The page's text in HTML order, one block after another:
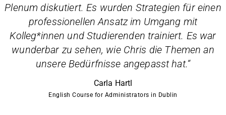
Plenum diskutiert. Es wurden Strategien für einen
professionellen Ansatz im Umgang mit
Kolleg*innen und Studierenden trainiert. Es war
wunderbar zu sehen, wie Chris die Themen an
unsere Bedürfnisse angepasst hat.“
Carla Hartl
English Course for Administrators in Dublin